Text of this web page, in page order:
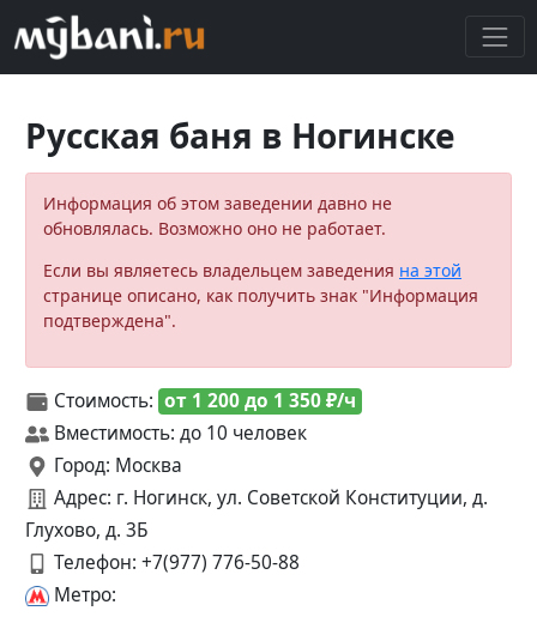
Русская баня в Ногинске
Информация об этом заведении давно не
обновлялась. Возможно оно не работает.
Если вы являетесь владельцем заведения на этой
странице описано, как получить знак "Информация
подтверждена".
Стоимость: от 1 200 до 1 350 ₽/ч
Вместимость: до 10 человек
Город: Москва
Адрес: г. Ногинск, ул. Советской Конституции, д.
Глухово, д. 3Б
Телефон: +7(977) 776-50-88
Метро: